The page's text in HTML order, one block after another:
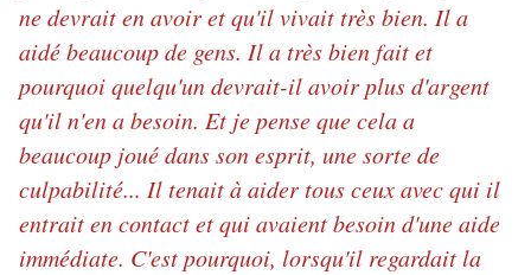
ne devrait en avoir et qu'il vivait très bien. Il a
aidé beaucoup de gens. Il a très bien fait et
pourquoi quelqu'un devrait-il avoir plus d'argent
qu'il n'en a besoin. Et je pense que cela a
beaucoup joué dans son esprit, une sorte de
culpabilité... Il tenait à aider tous ceux avec qui il
entrait en contact et qui avaient besoin d'une aide
immédiate. C'est pourquoi, lorsqu'il regardait la